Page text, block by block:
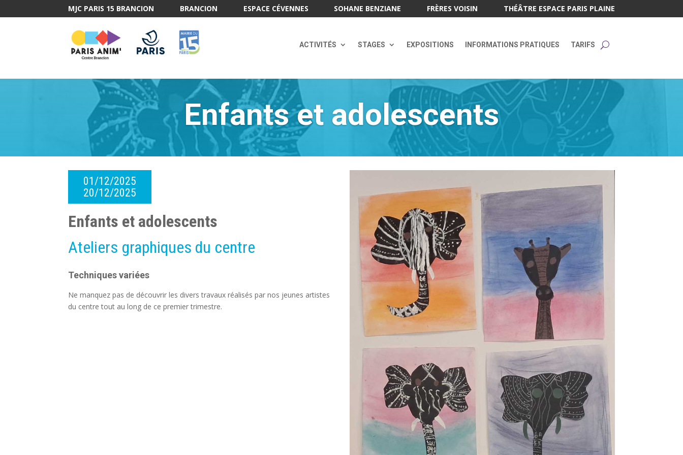
MJC PARIS 15 BRANCION BRANCION ESPACE CÉVENNES SOHANE BENZIANE FRÈRES VOISIN THÉÂTRE ESPACE PARIS PLAINE
ACTIVITÉS STAGES EXPOSITIONS INFORMATIONS PRATIQUES TARIFS
Enfants et adolescents
01/12/2025
20/12/2025
Enfants et adolescents
Ateliers graphiques du centre
Techniques variées
Ne manquez pas de découvrir les divers travaux réalisés par nos jeunes artistes
du centre tout au long de ce premier trimestre.